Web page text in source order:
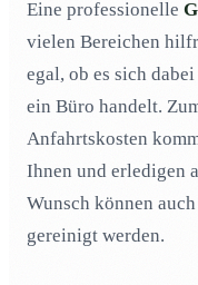
Teppichreinigung
04Polsterreinigung
05Baureinigung –
06Ein
Service
Eine professionelle
vielen Bereichen
egal, ob es sich
ein Büro handelt.
Anfahrtskosten
Ihnen und erledigen
Wunsch können
gereinigt werden.